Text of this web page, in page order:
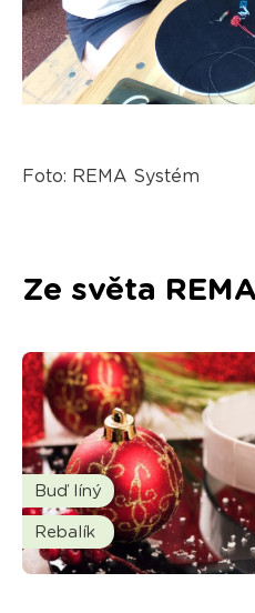
Foto: REMA Systém
Ze světa
Buď líný
Rebalík